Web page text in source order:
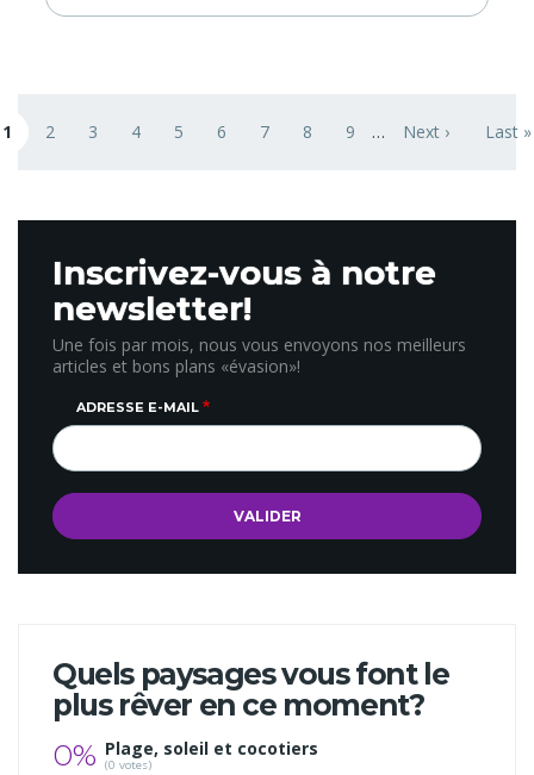
courante
1 Page
2 Page
3 Page
4 Page
5 Page
6 Page
7 Page
8 Page
9 … Next page
Next › Last
Last »
Inscrivez-vous à notre
newsletter!
Une fois par mois, nous vous envoyons nos meilleurs
articles et bons plans «évasion»!
ADRESSE E-MAIL
Quels paysages vous font le
plus rêver en ce moment?
0% Plage, soleil et cocotiers
(0 votes)